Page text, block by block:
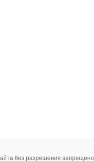
без разрешения запрещено